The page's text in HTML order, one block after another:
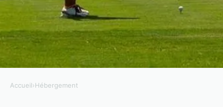
HÉBERGEMENT
Accueil›Hébergement